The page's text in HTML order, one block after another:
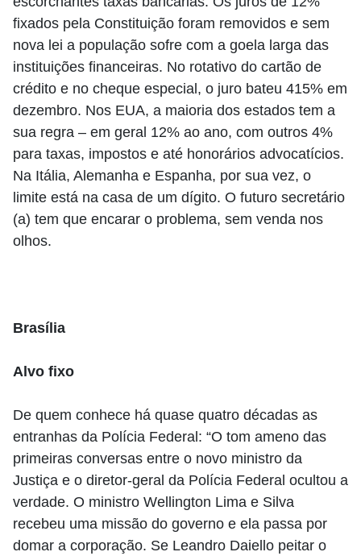
fixados pela Constituição foram removidos e sem
nova lei a população sofre com a goela larga das
instituições financeiras. No rotativo do cartão de
crédito e no cheque especial, o juro bateu 415% em
dezembro. Nos EUA, a maioria dos estados tem a
sua regra – em geral 12% ao ano, com outros 4%
para taxas, impostos e até honorários advocatícios.
Na Itália, Alemanha e Espanha, por sua vez, o
limite está na casa de um dígito. O futuro secretário
(a) tem que encarar o problema, sem venda nos
olhos.
Brasília
Alvo fixo
De quem conhece há quase quatro décadas as
entranhas da Polícia Federal: “O tom ameno das
primeiras conversas entre o novo ministro da
Justiça e o diretor-geral da Polícia Federal ocultou a
verdade. O ministro Wellington Lima e Silva
recebeu uma missão do governo e ela passa por
domar a corporação. Se Leandro Daiello peitar o